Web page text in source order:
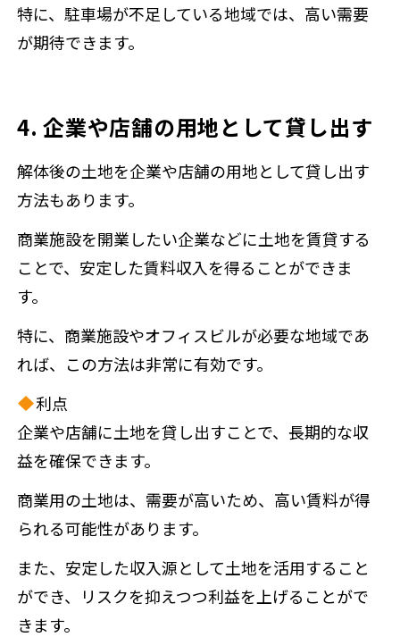
特に、駐車場が不足している地域では、高い需要
が期待できます。
4. 企業や店舗の用地として貸し出す
解体後の土地を企業や店舗の用地として貸し出す
方法もあります。
商業施設を開業したい企業などに土地を賃貸する
ことで、安定した賃料収入を得ることができま
す。
特に、商業施設やオフィスビルが必要な地域であ
れば、この方法は非常に有効です。
利点
企業や店舗に土地を貸し出すことで、長期的な収
益を確保できます。
商業用の土地は、需要が高いため、高い賃料が得
られる可能性があります。
また、安定した収入源として土地を活用すること
ができ、リスクを抑えつつ利益を上げることがで
きます。